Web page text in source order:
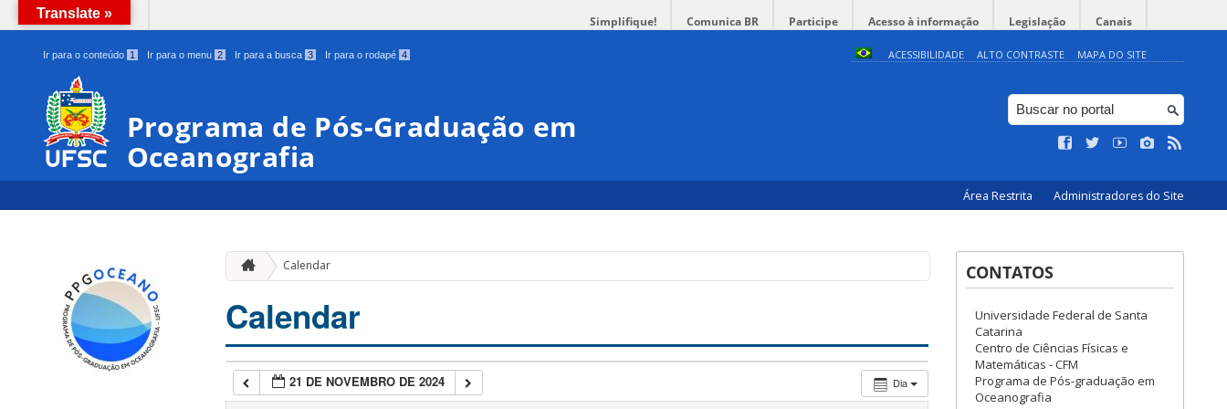
BRASIL Simplifique! Comunica BR Participe Acesso à informação Legislação Canais
Ir para o conteúdo 1 Ir para o menu 2 Ir para a busca 3 Ir para o rodapé 4 ACESSIBILIDADE ALTO CONTRASTE MAPA DO SITE
Programa de Pós-Graduação em
Oceanografia
Área Restrita Administradores do Site
Calendar
Calendar
Dia
21 DE NOVEMBRO DE 2024
CONTATOS
Universidade Federal de Santa
Catarina
Centro de Ciências Físicas e
Matemáticas - CFM
Programa de Pós-graduação em
Oceanografia
Translate »